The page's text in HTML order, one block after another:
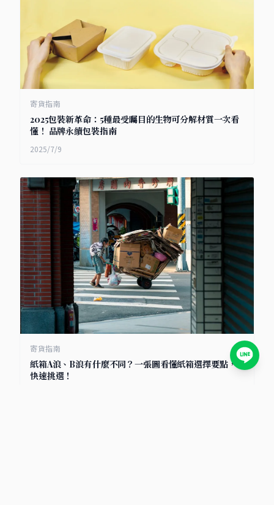
寄貨指南
2025包裝新革命：5種最受矚目的生物可分解材質一次看
懂！ 品牌永續包裝指南
2025/7/9
寄貨指南
紙箱A浪、B浪有什麼不同？一張圖看懂紙箱選擇要點，
快速挑選！